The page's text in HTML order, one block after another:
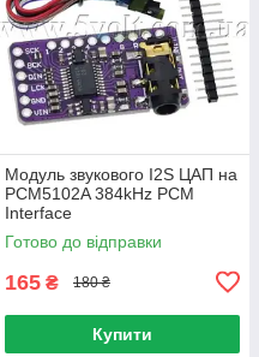
Модуль звукового I2S ЦАП на
PCM5102A 384kHz PCM
Interface
Готово до відправки
165 ₴ 180 ₴
Купити